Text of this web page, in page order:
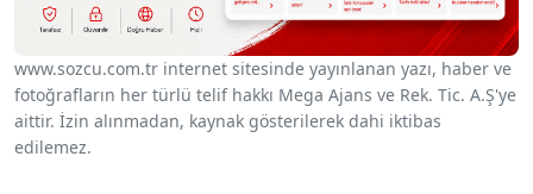
www.sozcu.com.tr internet sitesinde yayınlanan yazı, haber ve
fotoğrafların her türlü telif hakkı Mega Ajans ve Rek. Tic. A.Ş'ye
aittir. İzin alınmadan, kaynak gösterilerek dahi iktibas
edilemez.